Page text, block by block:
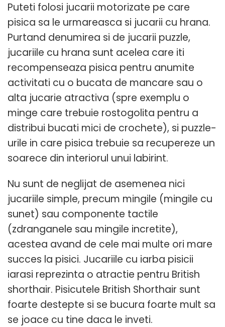
Puteti folosi jucarii motorizate pe care
pisica sa le urmareasca si jucarii cu hrana.
Purtand denumirea si de jucarii puzzle,
jucariile cu hrana sunt acelea care iti
recompenseaza pisica pentru anumite
activitati cu o bucata de mancare sau o
alta jucarie atractiva (spre exemplu o
minge care trebuie rostogolita pentru a
distribui bucati mici de crochete), si puzzle-
urile in care pisica trebuie sa recupereze un
soarece din interiorul unui labirint.
Nu sunt de neglijat de asemenea nici
jucariile simple, precum mingile (mingile cu
sunet) sau componente tactile
(zdranganele sau mingile incretite),
acestea avand de cele mai multe ori mare
succes la pisici. Jucariile cu iarba pisicii
iarasi reprezinta o atractie pentru British
shorthair. Pisicutele British Shorthair sunt
foarte destepte si se bucura foarte mult sa
se joace cu tine daca le inveti.